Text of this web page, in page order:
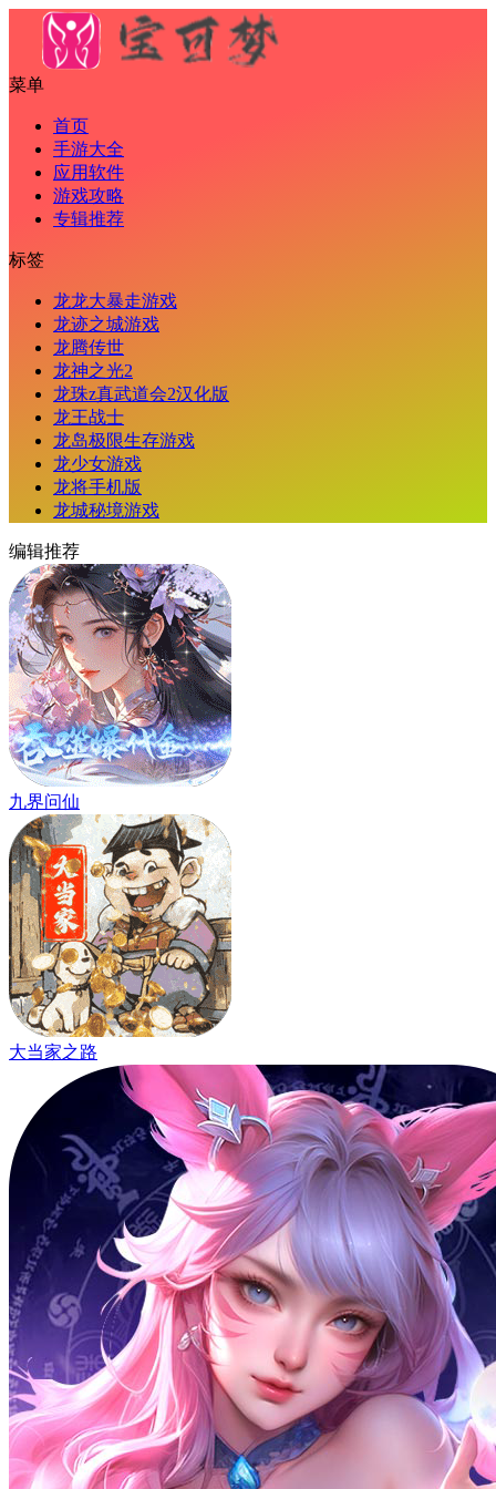
菜单
首页
手游大全
应用软件
游戏攻略
专辑推荐
标签
龙龙大暴走游戏
龙迹之城游戏
龙腾传世
龙神之光2
龙珠z真武道会2汉化版
龙王战士
龙岛极限生存游戏
龙少女游戏
龙将手机版
龙城秘境游戏
编辑推荐
九界问仙
大当家之路